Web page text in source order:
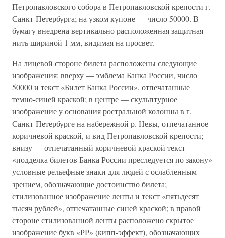
Петропавловского собора в Петропавловской крепости г.
Санкт-Петербурга; на узком купоне — число 50000. В
бумагу внедрена вертикально расположенная защитная
нить шириной 1 мм, видимая на просвет.
На лицевой стороне билета расположены следующие
изображения: вверху — эмблема Банка России, число
50000 и текст «Билет Банка России», отпечатанные
темно-синей краской; в центре — скульптурное
изображение у основания ростральной колонны в г.
Санкт-Петербурге на набережной р. Невы, отпечатанное
коричневой краской, и вид Петропавловской крепости;
внизу — отпечатанный коричневой краской текст
«подделка билетов Банка России преследуется по закону»
условные рельефные знаки для людей с ослабленным
зрением, обозначающие достоинство билета;
стилизованное изображение ленты и текст «пятьдесят
тысяч рублей», отпечатанные синей краской; в правой
стороне стилизованной ленты расположено скрытое
изображение букв «РР» (кипп-эффект), обозначающих